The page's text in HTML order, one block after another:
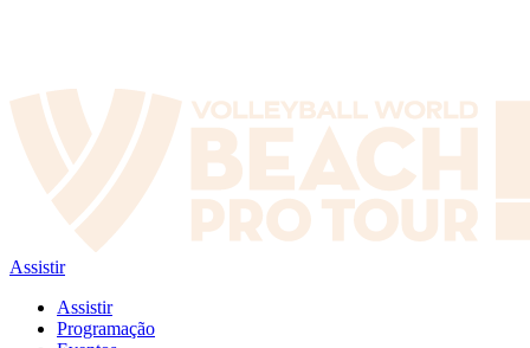
Assistir
Assistir
Programação